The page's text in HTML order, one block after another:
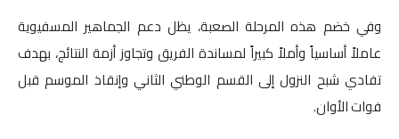
وفي خضم هذه المرحلة الصعبة، يظل دعم الجماهير المسفيوية
عاملاً أساسياً وأملاً كبيراً لمساندة الفريق وتجاوز أزمة النتائج، بهدف
تفادي شبح النزول إلى القسم الوطني الثاني وإنقاذ الموسم قبل
فوات الأوان.